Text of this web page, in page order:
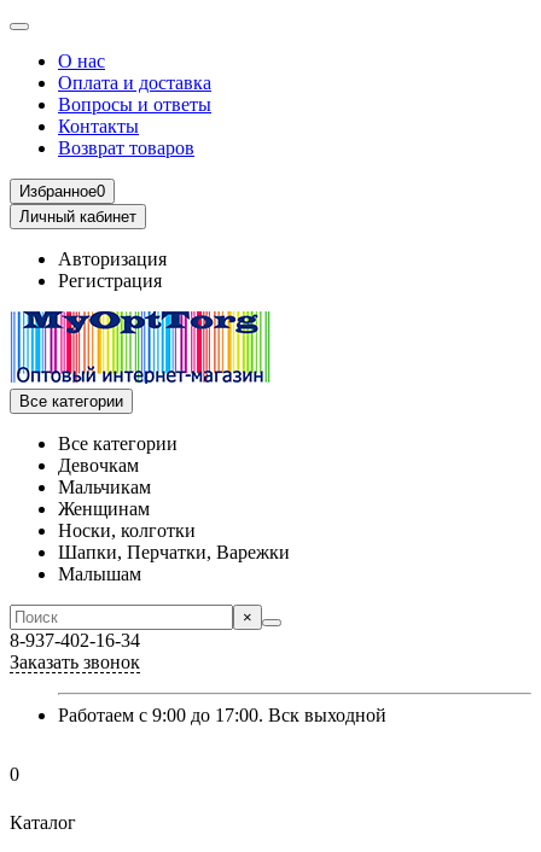
О нас
Оплата и доставка
Вопросы и ответы
Контакты
Возврат товаров
Избранное0
Личный кабинет
Авторизация
Регистрация
Все категории
Все категории
Девочкам
Мальчикам
Женщинам
Носки, колготки
Шапки, Перчатки, Варежки
Малышам
×
8-937-402-16-34
Заказать звонок
Работаем с 9:00 до 17:00. Вск выходной
0
Каталог